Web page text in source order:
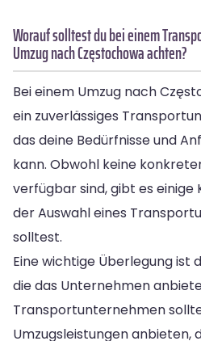
Worauf solltest du bei einem
Umzug nach Częstochowa achten?
Bei einem Umzug nach
ein zuverlässiges
das deine Bedürfnisse und
kann. Obwohl keine
verfügbar sind, gibt es einige
der Auswahl eines
solltest.
Eine wichtige Überlegung ist
die das Unternehmen
Transportunternehmen
Umzugsleistungen anbieten,